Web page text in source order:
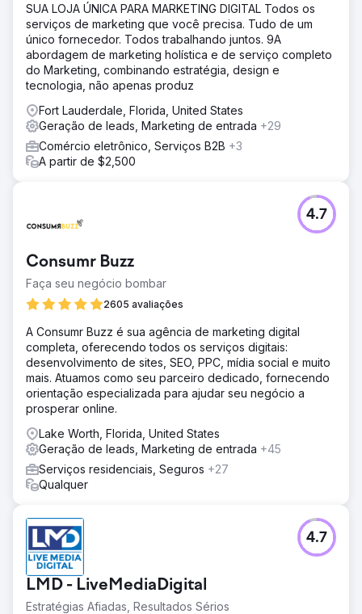
SUA LOJA ÚNICA PARA MARKETING DIGITAL Todos os
serviços de marketing que você precisa. Tudo de um
único fornecedor. Todos trabalhando juntos. 9A
abordagem de marketing holística e de serviço completo
do Marketing, combinando estratégia, design e
tecnologia, não apenas produz
Fort Lauderdale, Florida, United States
Geração de leads, Marketing de entrada +29
Comércio eletrônico, Serviços B2B +3
A partir de $2,500
Consumr Buzz
Faça seu negócio bombar
2605 avaliações
4.7
A Consumr Buzz é sua agência de marketing digital
completa, oferecendo todos os serviços digitais:
desenvolvimento de sites, SEO, PPC, mídia social e muito
mais. Atuamos como seu parceiro dedicado, fornecendo
orientação especializada para ajudar seu negócio a
prosperar online.
Lake Worth, Florida, United States
Geração de leads, Marketing de entrada +45
Serviços residenciais, Seguros +27
Qualquer
LMD - LiveMediaDigital
Estratégias Afiadas, Resultados Sérios
4.7